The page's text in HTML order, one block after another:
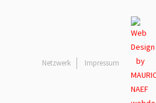
Netzwerk Impressum